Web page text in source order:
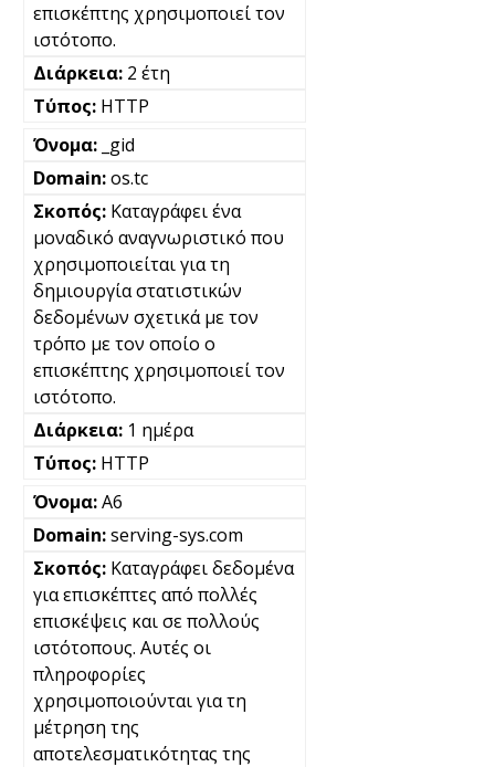
επισκέπτης χρησιμοποιεί τον
ιστότοπο.
2 έτη
HTTP
_gid
os.tc
Καταγράφει ένα
μοναδικό αναγνωριστικό που
χρησιμοποιείται για τη
δημιουργία στατιστικών
δεδομένων σχετικά με τον
τρόπο με τον οποίο ο
επισκέπτης χρησιμοποιεί τον
ιστότοπο.
1 ημέρα
HTTP
A6
serving-sys.com
Καταγράφει δεδομένα
για επισκέπτες από πολλές
επισκέψεις και σε πολλούς
ιστότοπους. Αυτές οι
πληροφορίες
χρησιμοποιούνται για τη
μέτρηση της
αποτελεσματικότητας της